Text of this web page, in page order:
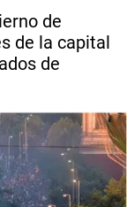
de
de la capital
de